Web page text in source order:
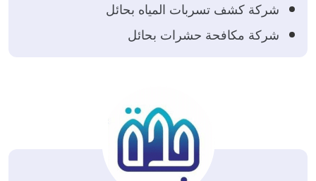
شركة كشف تسربات المياه بحائل
شركة مكافحة حشرات بحائل